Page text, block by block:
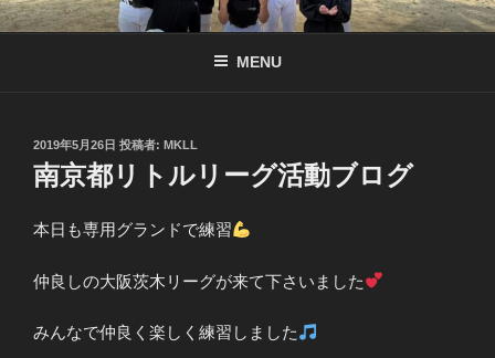
コ
ン
南京都リトル公式サイト
リトル関西連盟所属の少年硬式野球チーム
MENU
投
稿
日:
2019年5月26日 投稿者: MKLL
南京都リトルリーグ活動ブログ
本日も専用グランドで練習
仲良しの大阪茨木リーグが来て下さいました
みんなで仲良く楽しく練習しました